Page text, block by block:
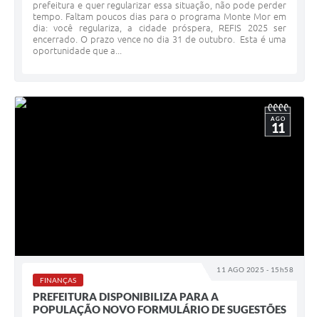
prefeitura e quer regularizar essa situação, não pode perder
tempo. Faltam poucos dias para o programa Monte Mor em
dia: você regulariza, a cidade próspera, REFIS 2025 ser
encerrado. O prazo vence no dia 31 de outubro. Esta é uma
oportunidade que a...
11 AGO 2025 - 15h58
AGO
11
FINANÇAS
PREFEITURA DISPONIBILIZA PARA A
POPULAÇÃO NOVO FORMULÁRIO DE SUGESTÕES